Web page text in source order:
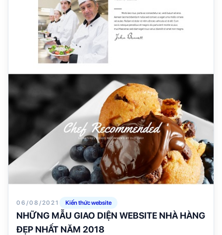
06/08/2021 Kiến thức website
NHỮNG MẪU GIAO DIỆN WEBSITE NHÀ HÀNG
ĐẸP NHẤT NĂM 2018